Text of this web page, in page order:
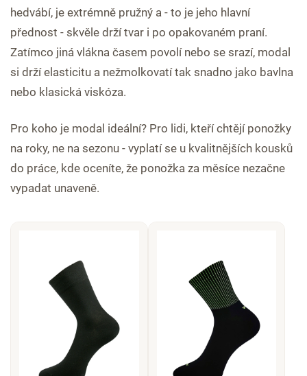
hedvábí, je extrémně pružný a - to je jeho hlavní
přednost - skvěle drží tvar i po opakovaném praní.
Zatímco jiná vlákna časem povolí nebo se srazí, modal
si drží elasticitu a nežmolkovatí tak snadno jako bavlna
nebo klasická viskóza.
Pro koho je modal ideální? Pro lidi, kteří chtějí ponožky
na roky, ne na sezonu - vyplatí se u kvalitnějších kousků
do práce, kde oceníte, že ponožka za měsíce nezačne
vypadat unaveně.